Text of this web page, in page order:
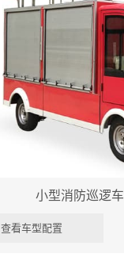
小型消防巡逻
查看车型配置